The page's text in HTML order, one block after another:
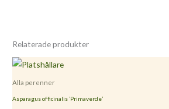
Relaterade produkter
Alla perenner
Asparagus officinalis ’Primaverde’